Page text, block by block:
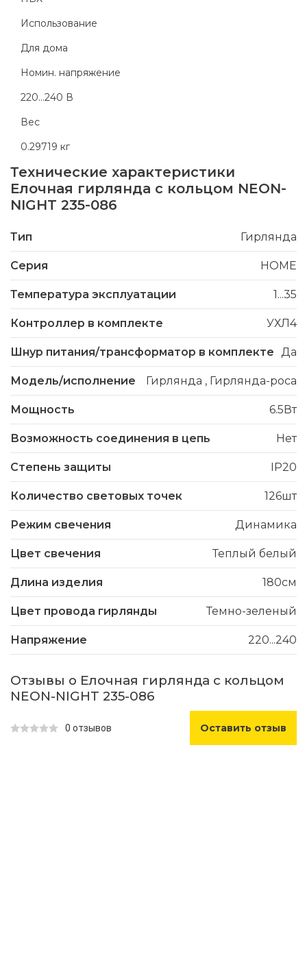
Использование
Для дома
Номин. напряжение
220...240 В
Вес
0.29719 кг
Технические характеристики
Елочная гирлянда с кольцом NEON-
NIGHT 235-086
Тип Гирлянда
Серия HOME
Температура эксплуатации 1...35
Контроллер в комплекте УХЛ4
Шнур питания/трансформатор в комплекте Да
Модель/исполнение Гирлянда , Гирлянда-роса
Мощность 6.5Вт
Возможность соединения в цепь Нет
Степень защиты IP20
Количество световых точек 126шт
Режим свечения Динамика
Цвет свечения Теплый белый
Длина изделия 180см
Цвет провода гирлянды Темно-зеленый
Напряжение 220...240
Отзывы о Елочная гирлянда с кольцом
NEON-NIGHT 235-086
0 отзывов Оставить отзыв